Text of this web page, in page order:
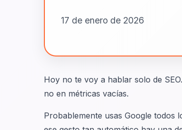
17 de enero de 2026
Hoy no te voy a hablar solo de
no en métricas vacías.
Probablemente usas Google todos